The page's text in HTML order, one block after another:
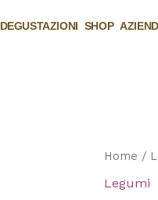
DEGUSTAZIONI SHOP
Home /
Legumi